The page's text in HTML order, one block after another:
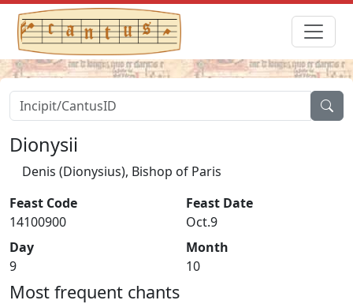
Dionysii
Denis (Dionysius), Bishop of Paris
Feast Code
14100900
Feast Date
Oct.9
Day
9
Month
10
Most frequent chants